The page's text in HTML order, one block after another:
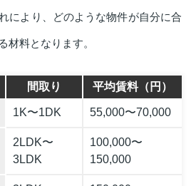
により、どのような物件が自分に合
材料となります。
間取り 平均賃料（円）
1K〜1DK 55,000〜70,000
2LDK〜
3LDK
100,000〜
150,000